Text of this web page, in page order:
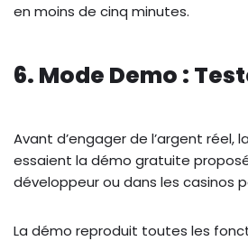
en moins de cinq minutes.
6. Mode Demo :
Avant d’engager de l’argent réel,
essaient la démo gratuite
développeur ou dans les casinos
La démo reproduit toutes les